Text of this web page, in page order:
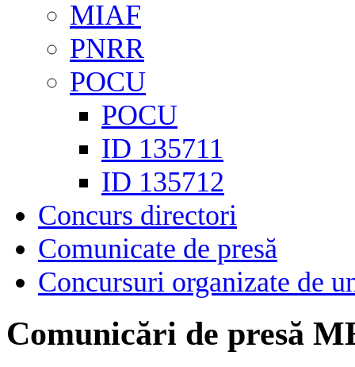
MIAF
PNRR
POCU
POCU
ID 135711
ID 135712
Concurs directori
Comunicate de presă
Concursuri organizate de
Comunicări de presă